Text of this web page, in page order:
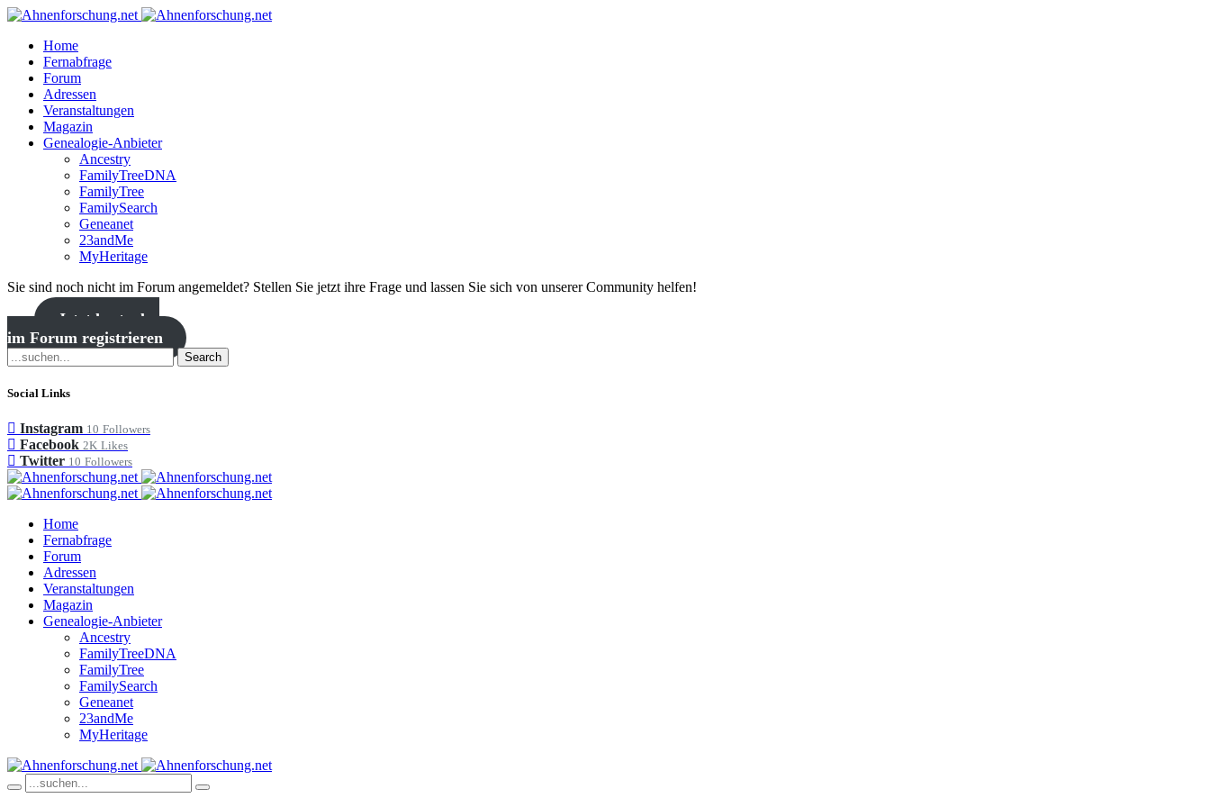
Home
Fernabfrage
Forum
Adressen
Veranstaltungen
Magazin
Genealogie-Anbieter
Ancestry
FamilyTreeDNA
FamilyTree
FamilySearch
Geneanet
23andMe
MyHeritage
Sie sind noch nicht im Forum angemeldet? Stellen Sie jetzt ihre Frage und lassen Sie sich von unserer Community helfen!
Jetzt kostenlos
im Forum registrieren
Search
Social Links
Instagram 10 Followers
Facebook 2K Likes
Twitter 10 Followers
Home
Fernabfrage
Forum
Adressen
Veranstaltungen
Magazin
Genealogie-Anbieter
Ancestry
FamilyTreeDNA
FamilyTree
FamilySearch
Geneanet
23andMe
MyHeritage